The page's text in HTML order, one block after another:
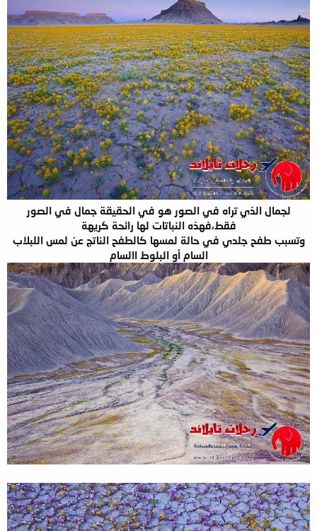
لجمال الذي تراه في الصور هو في الحقيقة جمال في الصور
فقط،فهذه النباتات لها رائحة كريهة
وتسبب طفح جلدي في حالة لمسها كالطفح الناتج عن لمس اللبلاب
السام أو البلوط االسام